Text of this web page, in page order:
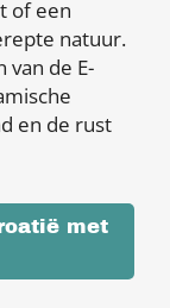
of een
natuur.
van de E-
en de rust
met